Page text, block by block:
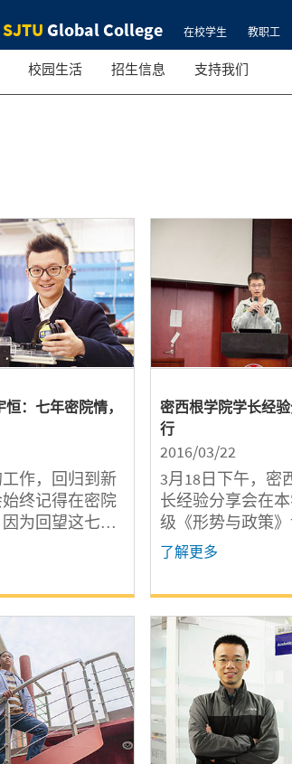
SJTU Global College 在校学生 教职工
校园生活 招生信息 支持我们
恒：七年密院情，
作，回归到新
终记得在密院
为回望这七
我温暖的陪
。
密西根学院学长经
行
2016/03/22
3月18日下午，密
长经验分享会在
级《形势与政策
学院大一年级思政
课上为同学们分析
方向的学长和校
成长经历和心路
了解更多